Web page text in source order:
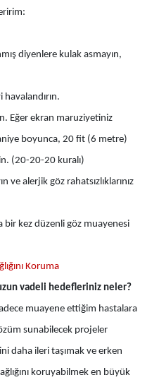
diyenlere kulak asmayın,
havalandırın.
Eğer ekran maruziyetiniz
boyunca, 20 fit (6 metre)
(20-20-20 kuralı)
ve alerjik göz rahatsızlıklarınız
bir kez düzenli göz muayenesi
Koruma
uzun vadeli hedefleriniz neler?
muayene ettiğim hastalara
sunabilecek projeler
daha ileri taşımak ve erken
koruyabilmek en büyük